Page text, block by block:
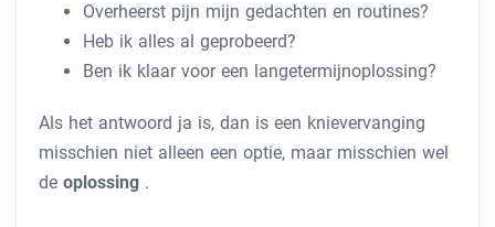
Overheerst pijn mijn gedachten en routines?
Heb ik alles al geprobeerd?
Ben ik klaar voor een langetermijnoplossing?
Als het antwoord ja is, dan is een knievervanging
misschien niet alleen een optie, maar misschien wel
de oplossing .